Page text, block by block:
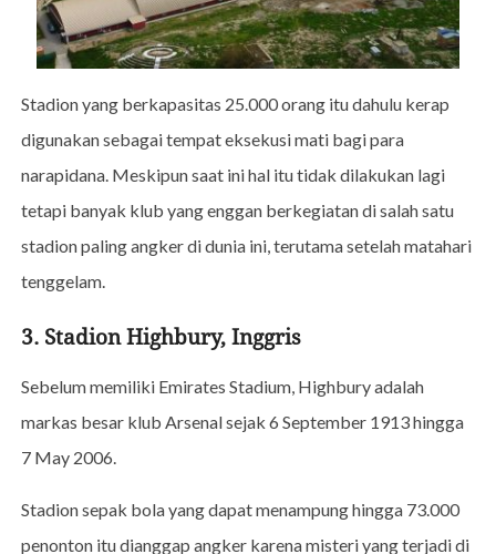
Stadion yang berkapasitas 25.000 orang itu dahulu kerap
digunakan sebagai tempat eksekusi mati bagi para
narapidana. Meskipun saat ini hal itu tidak dilakukan lagi
tetapi banyak klub yang enggan berkegiatan di salah satu
stadion paling angker di dunia ini, terutama setelah matahari
tenggelam.
3. Stadion Highbury, Inggris
Sebelum memiliki Emirates Stadium, Highbury adalah
markas besar klub Arsenal sejak 6 September 1913 hingga
7 May 2006.
Stadion sepak bola yang dapat menampung hingga 73.000
penonton itu dianggap angker karena misteri yang terjadi di